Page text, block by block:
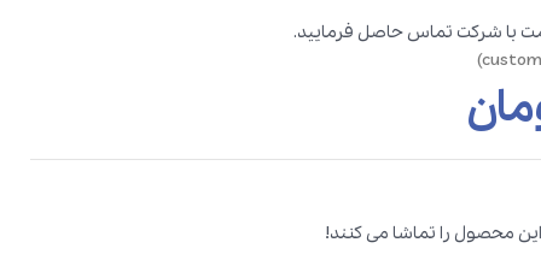
با شرکت تماس حاصل فرمایید.
این محصول را تماشا می کنند!